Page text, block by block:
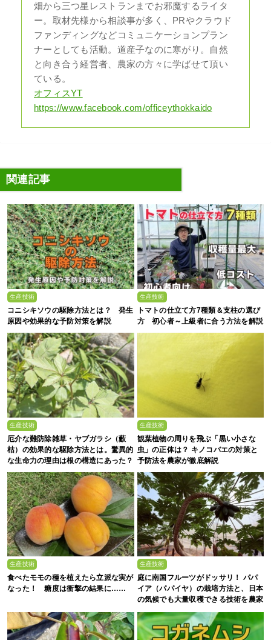
畑から三つ星レストランまでお邪魔するライタ
ー。取材先様から相談事が多く、PRやクラウド
ファンディングなどコミュニケーションプラン
ナーとしても活動。道産子なのに寒がり。自然
と向き合う経営者、農家の方々に学ばせて頂い
ている。
オフィスYT
https://www.facebook.com/officeythokkaido
関連記事
生産技術
コニシキソウの駆除方法とは？ 発生
原因や効果的な予防対策を解説
生産技術
トマトの仕立て方7種類＆支柱の選び
方 初心者～上級者に合う方法を解説
生産技術
厄介な難防除雑草・ヤブガラシ（藪
枯）の効果的な駆除方法とは。驚異的
な生命力の理由は根の構造にあった？
生産技術
観葉植物の周りを飛ぶ「黒い小さな
虫」の正体は？ キノコバエの対策と
予防法を農家が徹底解説
生産技術
食べたモモの種を植えたら立派な実が
なった！ 糖度は衝撃の結果に……
生産技術
庭に南国フルーツがドッサリ！ パパ
イア（パパイヤ）の栽培方法と、日本
の気候でも大量収穫できる技術を農家
が解説